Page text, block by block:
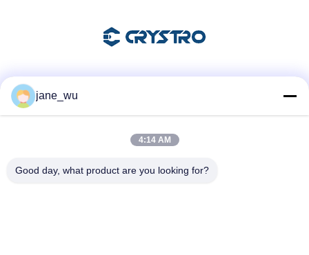
jane_wu
4:14 AM
Good day, what product are you looking for?